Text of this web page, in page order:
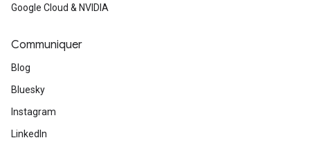
Google Cloud & NVIDIA
Communiquer
Blog
Bluesky
Instagram
LinkedIn